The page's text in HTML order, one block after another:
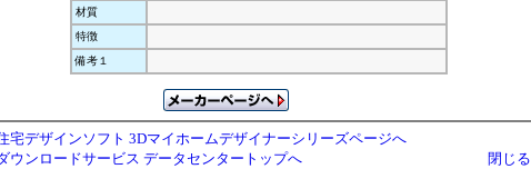
材質
特徴
備考１
宅デザインソフト 3Dマイホームデザイナーシリーズページへ
ウンロードサービス データセンタートップへ
閉じる